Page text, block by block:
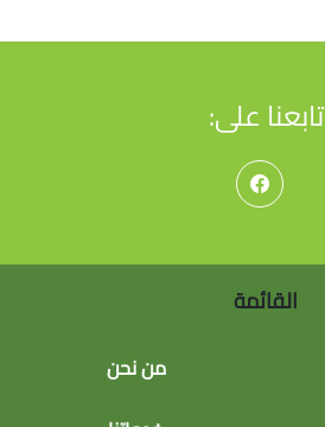
تابعنا على:
القائمة
من نحن